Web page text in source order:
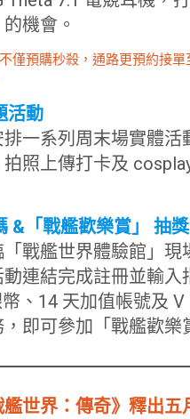
機會。
活動
一系列周末場實體
照上傳打卡及
&「戰艦歡樂賞」 抽
戰艦世界體驗館」
連結完成註冊並輸入
、14 天加值帳號及
即可參加「戰艦歡樂
世界：傳奇》釋出五